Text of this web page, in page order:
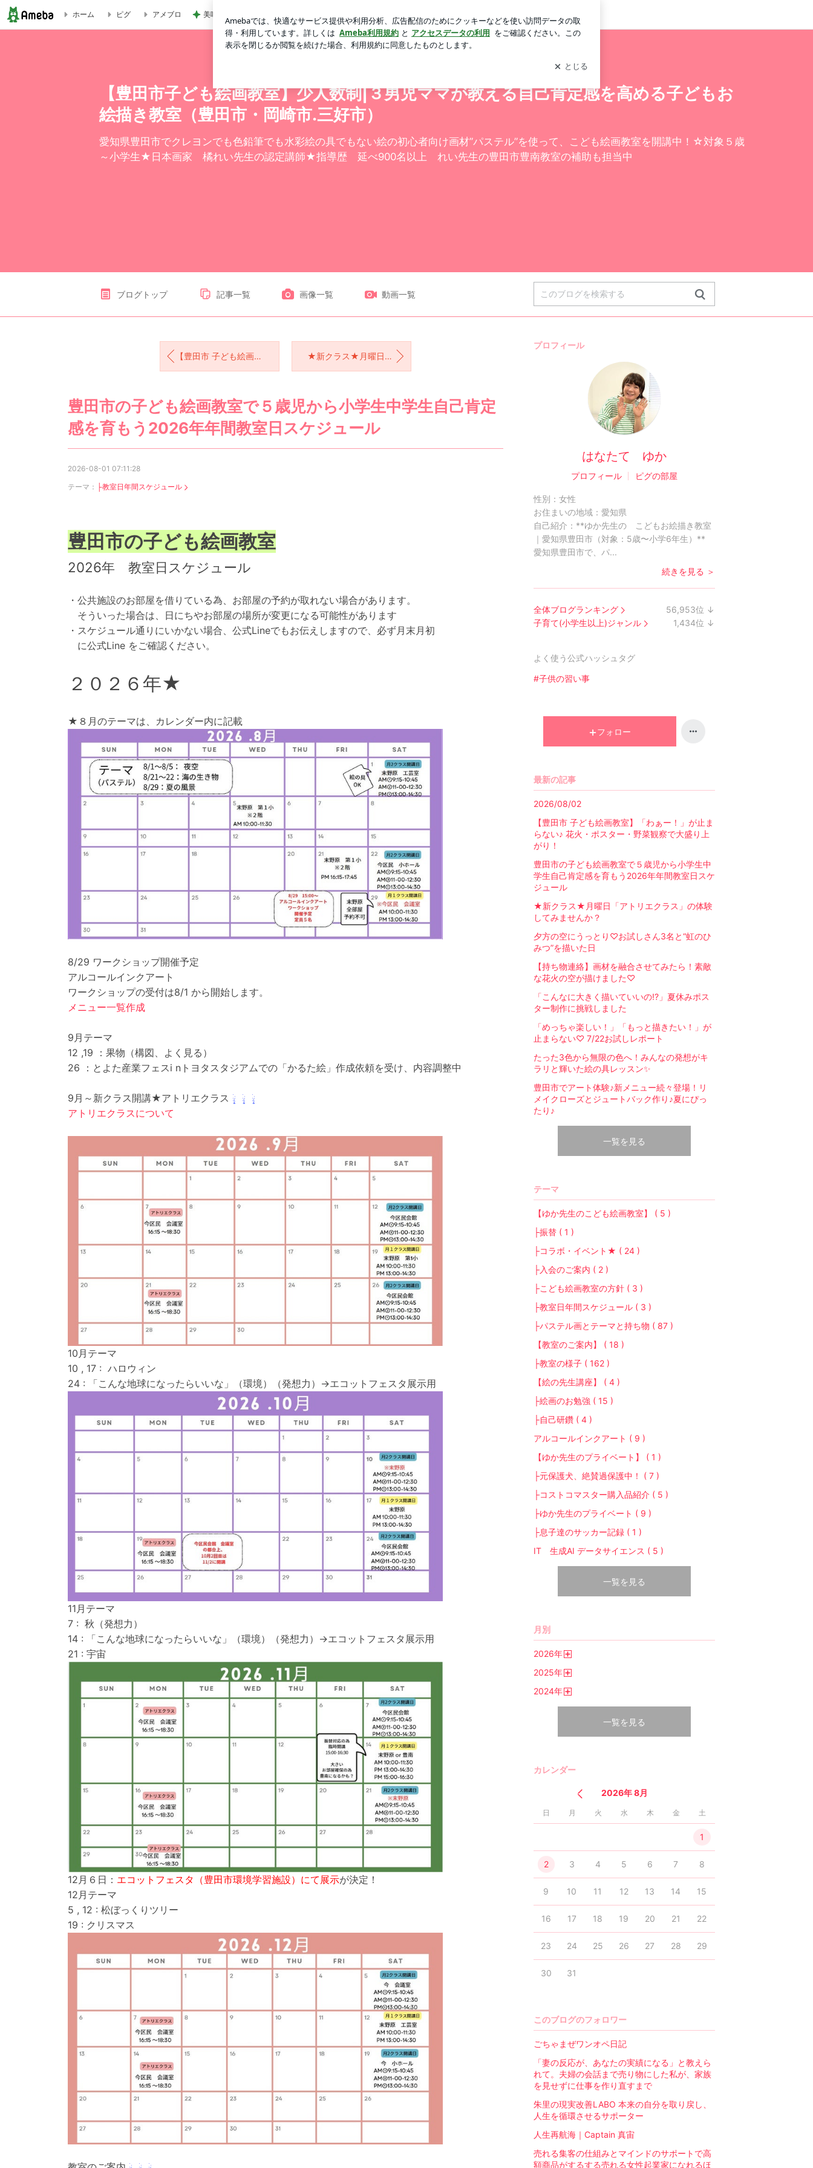
愛知県豊田市の子ども絵画教室|5歳から小学生まで安心の少人数教室で自己肯定感高めよう | 【豊田市子ども絵画教室】少人数制|３男児ママが教える自己肯定感を高める子どもお絵描き
ホーム ピグ アメブロ 美味しすぎたコンビニのサンドイッチ 新規登録 ログイン
【豊田市子ども絵画教室】少人数制|３男児ママが教える自己肯定感を高める子どもお
絵描き教室（豊田市・岡崎市.三好市）
愛知県豊田市でクレヨンでも色鉛筆でも水彩絵の具でもない絵の初心者向け画材”パステル”を使って、こども絵画教室を開講中！☆対象５歳
～小学生★日本画家 橘れい先生の認定講師★指導歴 延べ900名以上 れい先生の豊田市豊南教室の補助も担当中
ブログトップ 記事一覧 画像一覧 動画一覧
【豊田市 子ども絵画教室】「わぁー！」が止まらない♪ 花火・ポスター・野菜観察で大盛り上がり！ ★新クラス★月曜日「アトリエクラス」の体験してみませんか？
豊田市の子ども絵画教室で５歳児から小学生中学生自己肯定
感を育もう2026年年間教室日スケジュール
2026-08-01 07:11:28
テーマ： ├教室日年間スケジュール
豊田市の子ども絵画教室
2026年 教室日スケジュール
・公共施設のお部屋を借りている為、お部屋の予約が取れない場合があります。
そういった場合は、日にちやお部屋の場所が変更になる可能性があります
・スケジュール通りにいかない場合、公式Lineでもお伝えしますので、必ず月末月初
に公式Line をご確認ください。
２０２６年★
★８月のテーマは、カレンダー内に記載
8/29 ワークショップ開催予定
アルコールインクアート
ワークショップの受付は8/1 から開始します。
メニュー一覧作成
9月テーマ
12 ,19 ：果物（構図、よく見る）
26 ：とよた産業フェスi nトヨタスタジアムでの「かるた絵」作成依頼を受け、内容調整中
9月～新クラス開講★アトリエクラス
アトリエクラスについて
10月テーマ
10 , 17 : ハロウィン
24 : 「こんな地球になったらいいな」（環境）（発想力）→エコットフェスタ展示用
11月テーマ
7 : 秋（発想力）
14 : 「こんな地球になったらいいな」（環境）（発想力）→エコットフェスタ展示用
21 : 宇宙
12月６日： エコットフェスタ（豊田市環境学習施設）にて展示が決定！
12月テーマ
5 , 12 : 松ぼっくりツリー
19 : クリスマス
プロフィール
はなたて ゆか
プロフィール ピグの部屋
性別： 女性
お住まいの地域： 愛知県
自己紹介： **ゆか先生の こどもお絵描き教室
｜愛知県豊田市（対象：5歳〜小学6年生）**
愛知県豊田市で、パ...
続きを見る ＞
全体ブログランキング 56,953位 ↓
子育て(小学生以上)ジャンル 1,434位 ↓
よく使う公式ハッシュタグ
#子供の習い事
フォロー
最新の記事
2026/08/02
【豊田市 子ども絵画教室】「わぁー！」が止ま
らない♪ 花火・ポスター・野菜観察で大盛り上
がり！
豊田市の子ども絵画教室で５歳児から小学生中
学生自己肯定感を育もう2026年年間教室日スケ
ジュール
★新クラス★月曜日「アトリエクラス」の体験
してみませんか？
夕方の空にうっとり♡お試しさん3名と“虹のひ
みつ”を描いた日
【持ち物連絡】画材を融合させてみたら！素敵
な花火の空が描けました♡
「こんなに大きく描いていいの!?」夏休みポス
ター制作に挑戦しました
「めっちゃ楽しい！」「もっと描きたい！」が
止まらない♡ 7/22お試しレポート
たった3色から無限の色へ！みんなの発想がキ
ラリと輝いた絵の具レッスン✨
豊田市でアート体験♪新メニュー続々登場！リ
メイクローズとジュートバック作り♪夏にぴっ
たり♪
一覧を見る
テーマ
【ゆか先生のこども絵画教室】 ( 5 )
├振替 ( 1 )
├コラボ・イベント★ ( 24 )
├入会のご案内 ( 2 )
├こども絵画教室の方針 ( 3 )
├教室日年間スケジュール ( 3 )
├パステル画とテーマと持ち物 ( 87 )
【教室のご案内】 ( 18 )
├教室の様子 ( 162 )
【絵の先生講座】 ( 4 )
├絵画のお勉強 ( 15 )
├自己研鑽 ( 4 )
アルコールインクアート ( 9 )
【ゆか先生のプライベート】 ( 1 )
├元保護犬、絶賛過保護中！ ( 7 )
├コストコマスター購入品紹介 ( 5 )
├ゆか先生のプライベート ( 9 )
├息子達のサッカー記録 ( 1 )
IT 生成AI データサイエンス ( 5 )
一覧を見る
月別
2026年
2025年
2024年
一覧を見る
カレンダー
2026年 8月
日 月 火 水 木 金 土
1
2 3 4 5 6 7 8
9 10 11 12 13 14 15
16 17 18 19 20 21 22
23 24 25 26 27 28 29
30 31
このブログのフォロワー
ごちゃまぜワンオペ日記
「妻の反応が、あなたの実績になる」と教えら
れて。夫婦の会話まで売り物にした私が、家族
を見せずに仕事を作り直すまで
朱里の現実改善LABO 本来の自分を取り戻し、
人生を循環させるサポーター
人生再航海｜Captain 真宙
売れる集客の仕組みとマインドのサポートで高
額商品がするする売れる女性起業家になれるほ